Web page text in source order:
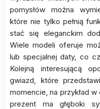
pomysłów można
które nie tylko pełnią
stać się eleganckim
Wiele modeli oferuje
lub specjalnej daty, co
Kolejną interesującą
gwiazd, które
momencie, na przykład
prezent ma głęboki